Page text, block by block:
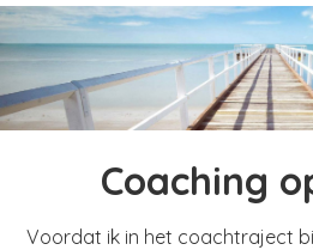
Coaching
Voordat ik in het coachtraject